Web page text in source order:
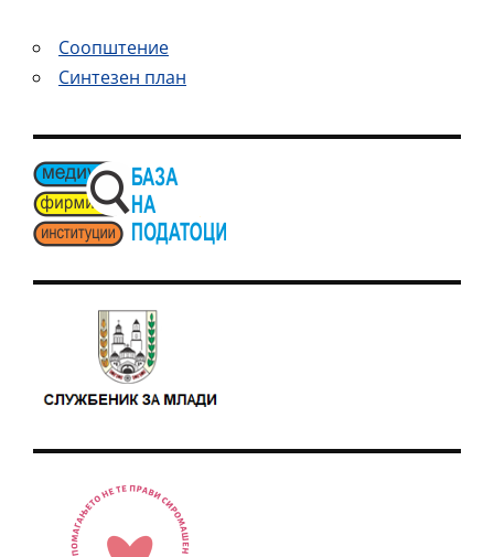
Соопштение
Синтезен план